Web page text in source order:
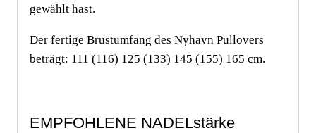
gewählt hast.
Der fertige Brustumfang des Nyhavn Pullovers
beträgt: 111 (116) 125 (133) 145 (155) 165 cm.
EMPFOHLENE NADELstärke